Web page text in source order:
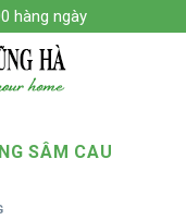
hàng ngày
SÂM CAU